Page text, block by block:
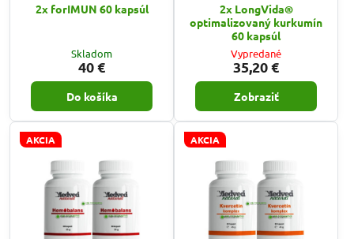
2x forIMUN 60 kapsúl
Skladom
40 €
Do košíka
2x LongVida®
optimalizovaný kurkumín
60 kapsúl
Vypredané
35,20 €
Zobraziť
AKCIA AKCIA